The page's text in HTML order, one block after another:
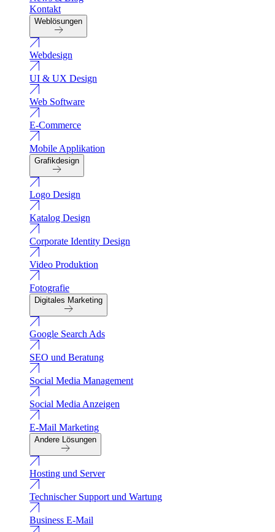
Kontakt
Weblösungen
Webdesign
UI & UX Design
Web Software
E-Commerce
Mobile Applikation
Grafikdesign
Logo Design
Katalog Design
Corporate Identity Design
Video Produktion
Fotografie
Digitales Marketing
Google Search Ads
SEO und Beratung
Social Media Management
Social Media Anzeigen
E-Mail Marketing
Andere Lösungen
Hosting und Server
Technischer Support und Wartung
Business E-Mail